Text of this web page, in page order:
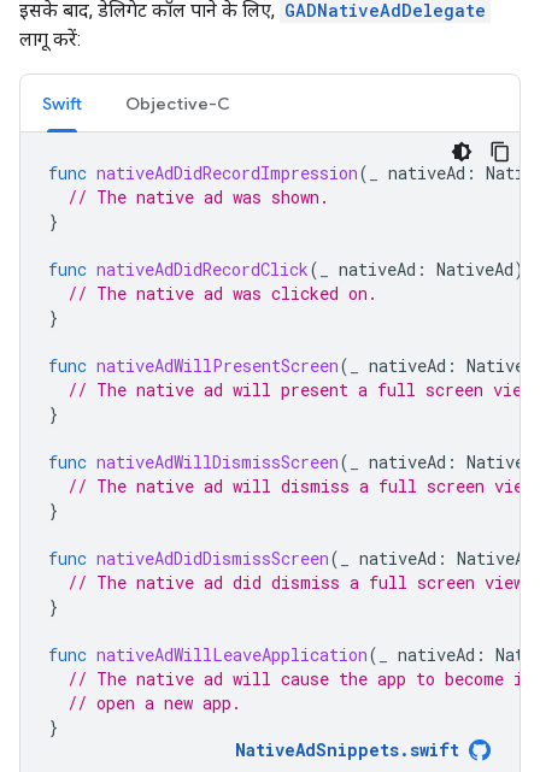
इसके बाद, डेलिगेट कॉल पाने के लिए, GADNativeAdDelegate
लागू करें:
Swift Objective-C
func nativeAdDidRecordImpression( nativeAd :
// The native ad was shown.
}
func nativeAdDidRecordClick( nativeAd : NativeAd)
// The native ad was clicked on.
}
func nativeAdWillPresentScreen( nativeAd :
// The native ad will present a full screen view.
}
func nativeAdWillDismissScreen( nativeAd :
// The native ad will dismiss a full screen
}
func nativeAdDidDismissScreen( nativeAd : NativeAd
// The native ad did dismiss a full screen view.
}
func nativeAdWillLeaveApplication( nativeAd :
// The native ad will cause the app to become
// open a new app.
}
NativeAdSnippets.swift